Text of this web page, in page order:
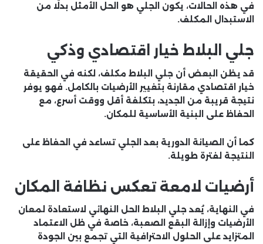
في هذه الحالات، يكون الجلي هو الحل الأمثل بدلًا من
الاستبدال المكلف.
جلي البلاط خيار اقتصادي وذكي
قد يظن البعض أن جلي البلاط مكلف، لكنه في الحقيقة
خيار اقتصادي مقارنة بتغيير الأرضيات بالكامل. فهو يوفر
نتيجة قريبة من الجديد، بتكلفة أقل ووقت أسرع، مع
الحفاظ على البنية الأساسية للمكان.
كما أن الصيانة الدورية بعد الجلي تساعد في الحفاظ على
النتيجة لفترة طويلة.
أرضيات لامعة تعكس نظافة المكان
في النهاية، يُعد جلي البلاط الحل النهائي لاستعادة لمعان
الأرضيات وإزالة البقع الصعبة، خاصة في ظل الاعتماد
المتزايد على الحلول الاحترافية التي تجمع بين الجودة